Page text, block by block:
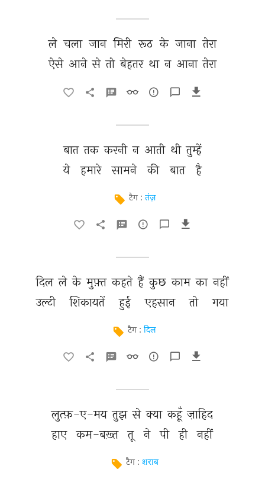
ले चला जान मिरी रूठ के जाना तेरा
ऐसे आने से तो बेहतर था न आना तेरा
बात तक करनी न आती थी तुम्हें
ये
हमारे सामने की बात है
टैग : तंज़
दिल ले के मुफ़्त कहते हैं कुछ काम का नहीं
उल्टी
शिकायतें हुईं एहसान तो गया
टैग : दिल
लुत्फ़-ए-मय तुझ से क्या कहूँ ज़ाहिद
हाए
कम-बख़्त तू ने पी ही नहीं
टैग : शराब